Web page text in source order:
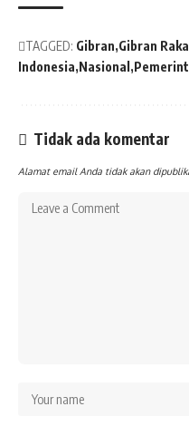
TAGGED: Gibran Gibran
Indonesia Nasional
Tidak ada komentar
Alamat email Anda tidak akan